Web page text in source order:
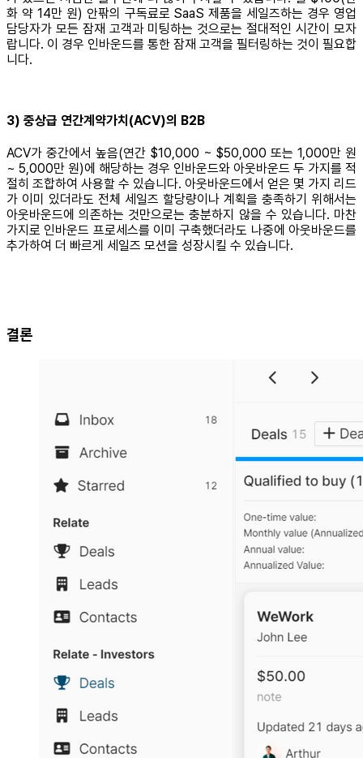
화 약 14만 원) 안팎의 구독료로 SaaS 제품을 세일즈하는 경우 영업
담당자가 모든 잠재 고객과 미팅하는 것으로는 절대적인 시간이 모자
랍니다. 이 경우 인바운드를 통한 잠재 고객을 필터링하는 것이 필요합
니다.
3) 중상급 연간계약가치(ACV)의 B2B
ACV가 중간에서 높음(연간 $10,000 ~ $50,000 또는 1,000만 원
~ 5,000만 원)에 해당하는 경우 인바운드와 아웃바운드 두 가지를 적
절히 조합하여 사용할 수 있습니다. 아웃바운드에서 얻은 몇 가지 리드
가 이미 있더라도 전체 세일즈 할당량이나 계획을 충족하기 위해서는
아웃바운드에 의존하는 것만으로는 충분하지 않을 수 있습니다. 마찬
가지로 인바운드 프로세스를 이미 구축했더라도 나중에 아웃바운드를
추가하여 더 빠르게 세일즈 모션을 성장시킬 수 있습니다.
결론